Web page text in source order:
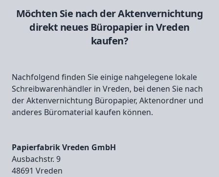
Möchten Sie nach der Aktenvernichtung
direkt neues Büropapier in Vreden
kaufen?
Nachfolgend finden Sie einige nahgelegene lokale
Schreibwarenhändler in Vreden, bei denen Sie nach
der Aktenvernichtung Büropapier, Aktenordner und
anderes Büromaterial kaufen können.
Papierfabrik Vreden GmbH
Ausbachstr. 9
48691 Vreden